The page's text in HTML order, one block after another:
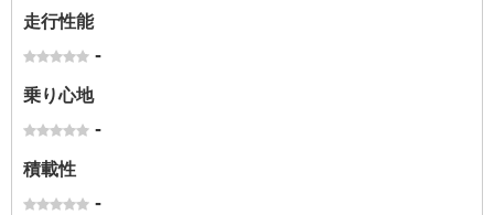
走行性能
-
乗り心地
-
積載性
-